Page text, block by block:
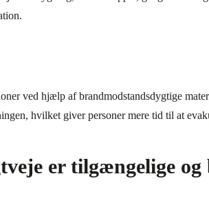
ved hjælp af brandmodstandsdygtige
hvilket giver personer mere tid til at
er tilgængelige